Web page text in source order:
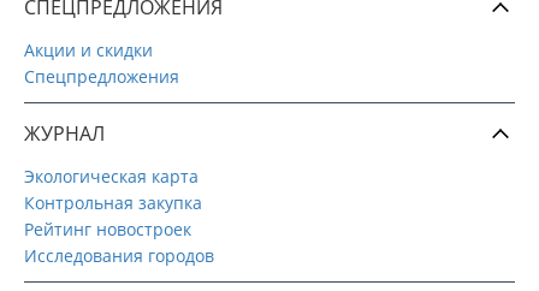
СПЕЦПРЕДЛОЖЕНИЯ
Акции и скидки
Спецпредложения
ЖУРНАЛ
Экологическая карта
Контрольная закупка
Рейтинг новостроек
Исследования городов